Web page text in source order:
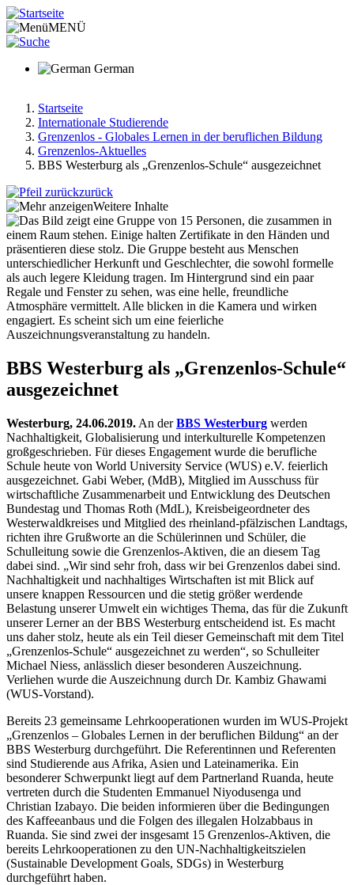
Direkt
zum
Inhalt
MENÜ
German
Pfadnavigation
Startseite
Internationale Studierende
Grenzenlos - Globales Lernen in der beruflichen Bildung
Grenzenlos-Aktuelles
BBS Westerburg als „Grenzenlos-Schule“ ausgezeichnet
zurück
Weitere Inhalte
BBS Westerburg als „Grenzenlos-Schule“
ausgezeichnet
Westerburg, 24.06.2019. An derBBS Westerburg werden
Nachhaltigkeit, Globalisierung und interkulturelle Kompetenzen
großgeschrieben. Für dieses Engagement wurde die berufliche
Schule heute von World University Service (WUS) e.V. feierlich
ausgezeichnet. Gabi Weber, (MdB), Mitglied im Ausschuss für
wirtschaftliche Zusammenarbeit und Entwicklung des Deutschen
Bundestag und Thomas Roth (MdL), Kreisbeigeordneter des
Westerwaldkreises und Mitglied des rheinland-pfälzischen Landtags,
richten ihre Grußworte an die Schülerinnen und Schüler, die
Schulleitung sowie die Grenzenlos-Aktiven, die an diesem Tag
dabei sind. „Wir sind sehr froh, dass wir bei Grenzenlos dabei sind.
Nachhaltigkeit und nachhaltiges Wirtschaften ist mit Blick auf
unsere knappen Ressourcen und die stetig größer werdende
Belastung unserer Umwelt ein wichtiges Thema, das für die Zukunft
unserer Lerner an der BBS Westerburg entscheidend ist. Es macht
uns daher stolz, heute als ein Teil dieser Gemeinschaft mit dem Titel
„Grenzenlos-Schule“ ausgezeichnet zu werden“, so Schulleiter
Michael Niess, anlässlich dieser besonderen Auszeichnung.
Verliehen wurde die Auszeichnung durch Dr. Kambiz Ghawami
(WUS-Vorstand).
Bereits 23 gemeinsame Lehrkooperationen wurden im WUS-Projekt
„Grenzenlos – Globales Lernen in der beruflichen Bildung“ an der
BBS Westerburg durchgeführt. Die Referentinnen und Referenten
sind Studierende aus Afrika, Asien und Lateinamerika. Ein
besonderer Schwerpunkt liegt auf dem Partnerland Ruanda, heute
vertreten durch die Studenten Emmanuel Niyodusenga und
Christian Izabayo. Die beiden informieren über die Bedingungen
des Kaffeeanbaus und die Folgen des illegalen Holzabbaus in
Ruanda. Sie sind zwei der insgesamt 15 Grenzenlos-Aktiven, die
bereits Lehrkooperationen zu den UN-Nachhaltigkeitszielen
(Sustainable Development Goals, SDGs) in Westerburg
durchgeführt haben.